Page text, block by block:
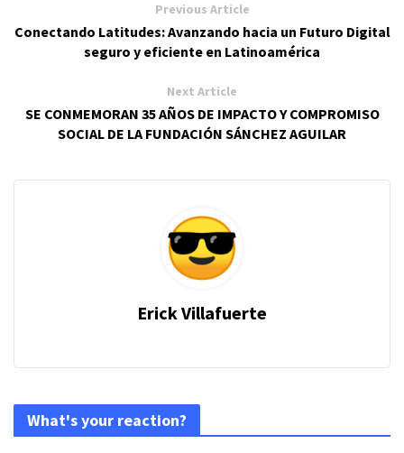
Previous Article
Conectando Latitudes: Avanzando hacia un Futuro Digital
seguro y eficiente en Latinoamérica
Next Article
SE CONMEMORAN 35 AÑOS DE IMPACTO Y COMPROMISO
SOCIAL DE LA FUNDACIÓN SÁNCHEZ AGUILAR
Erick Villafuerte
What's your reaction?